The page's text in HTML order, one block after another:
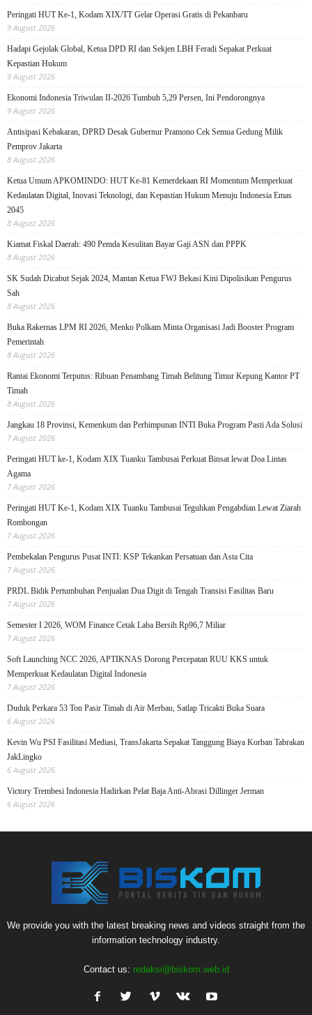
Peringati HUT Ke-1, Kodam XIX/TT Gelar Operasi Gratis di Pekanbaru
9 August 2026
Hadapi Gejolak Global, Ketua DPD RI dan Sekjen LBH Feradi Sepakat Perkuat
Kepastian Hukum
9 August 2026
Ekonomi Indonesia Triwulan II-2026 Tumbuh 5,29 Persen, Ini Pendorongnya
9 August 2026
Antisipasi Kebakaran, DPRD Desak Gubernur Pramono Cek Semua Gedung Milik
Pemprov Jakarta
8 August 2026
Ketua Umum APKOMINDO: HUT Ke-81 Kemerdekaan RI Momentum Memperkuat
Kedaulatan Digital, Inovasi Teknologi, dan Kepastian Hukum Menuju Indonesia Emas
2045
8 August 2026
Kiamat Fiskal Daerah: 490 Pemda Kesulitan Bayar Gaji ASN dan PPPK
8 August 2026
SK Sudah Dicabut Sejak 2024, Mantan Ketua FWJ Bekasi Kini Dipolisikan Pengurus
Sah
8 August 2026
Buka Rakernas LPM RI 2026, Menko Polkam Minta Organisasi Jadi Booster Program
Pemerintah
8 August 2026
Rantai Ekonomi Terputus: Ribuan Penambang Timah Belitung Timur Kepung Kantor PT
Timah
8 August 2026
Jangkau 18 Provinsi, Kemenkum dan Perhimpunan INTI Buka Program Pasti Ada Solusi
7 August 2026
Peringati HUT ke-1, Kodam XIX Tuanku Tambusai Perkuat Binsat lewat Doa Lintas
Agama
7 August 2026
Peringati HUT Ke-1, Kodam XIX Tuanku Tambusai Teguhkan Pengabdian Lewat Ziarah
Rombongan
7 August 2026
Pembekalan Pengurus Pusat INTI: KSP Tekankan Persatuan dan Asta Cita
7 August 2026
PRDL Bidik Pertumbuhan Penjualan Dua Digit di Tengah Transisi Fasilitas Baru
7 August 2026
Semester I 2026, WOM Finance Cetak Laba Bersih Rp96,7 Miliar
7 August 2026
Soft Launching NCC 2026, APTIKNAS Dorong Percepatan RUU KKS untuk
Memperkuat Kedaulatan Digital Indonesia
7 August 2026
Duduk Perkara 53 Ton Pasir Timah di Air Merbau, Satlap Tricakti Buka Suara
6 August 2026
Kevin Wu PSI Fasilitasi Mediasi, TransJakarta Sepakat Tanggung Biaya Korban Tabrakan
JakLingko
6 August 2026
Victory Trembesi Indonesia Hadirkan Pelat Baja Anti-Abrasi Dillinger Jerman
6 August 2026
We provide you with the latest breaking news and videos straight from the
information technology industry.
Contact us: redaksi@biskom.web.id